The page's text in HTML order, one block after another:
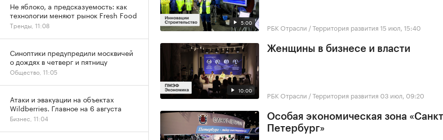
5:00 РБК Отрасли / Территория развития 15 июл, 15:40
10:00
Женщины в бизнесе и власти
РБК Отрасли / Территория развития 03 июл, 09:20
Особая экономическая зона
Петербург»
Не яблоко, а предсказуемость: как
технологии меняют рынок Fresh Food
Тренды, 11:08
Синоптики предупредили москвичей
о дождях в четверг и пятницу
Общество, 11:05
Атаки и эвакуации на объектах
Wildberries. Главное на 6 августа
Бизнес, 11:04